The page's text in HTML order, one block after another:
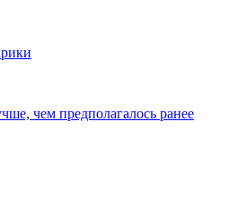
чем предполагалось ранее